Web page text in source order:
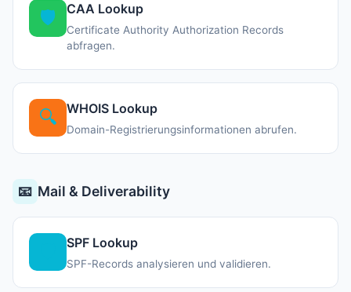
🛡️ CAA Lookup
Certificate Authority Authorization Records
abfragen.
🔍 WHOIS Lookup
Domain-Registrierungsinformationen abrufen.
📧 Mail & Deliverability
SPF Lookup
SPF-Records analysieren und validieren.